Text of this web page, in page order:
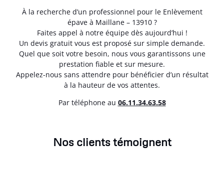
À la recherche d’un professionnel pour le Enlèvement
épave à Maillane – 13910 ?
Faites appel à notre équipe dès aujourd’hui !
Un devis gratuit vous est proposé sur simple demande.
Quel que soit votre besoin, nous vous garantissons une
prestation fiable et sur mesure.
Appelez-nous sans attendre pour bénéficier d’un résultat
à la hauteur de vos attentes.
Par téléphone au 06.11.34.63.58
Nos clients témoignent